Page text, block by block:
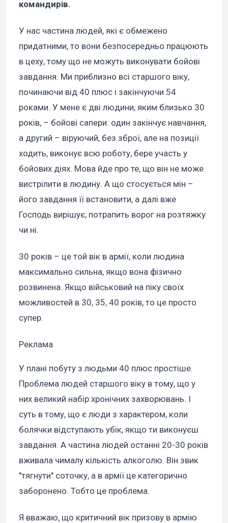
командирів.
У нас частина людей, які є обмежено
придатними, то вони безпосередньо працюють
в цеху, тому що не можуть виконувати бойові
завдання. Ми приблизно всі старшого віку,
починаючи від 40 плюс і закінчуючи 54
роками. У мене є дві людини, яким близько 30
років, – бойові сапери: один закінчує навчання,
а другий – віруючий, без зброї, але на позиції
ходить, виконує всю роботу, бере участь у
бойових діях. Мова йде про те, що він не може
вистрілити в людину. А що стосується мін –
його завдання її встановити, а далі вже
Господь вирішує, потрапить ворог на розтяжку
чи ні.
30 років – це той вік в армії, коли людина
максимально сильна, якщо вона фізично
розвинена. Якщо військовий на піку своїх
можливостей в 30, 35, 40 років, то це просто
супер.
Реклама
У плані побуту з людьми 40 плюс простіше.
Проблема людей старшого віку в тому, що у
них великий набір хронічних захворювань. І
суть в тому, що є люди з характером, коли
болячки відступають убік, якщо ти виконуєш
завдання. А частина людей останні 20-30 років
вживала чималу кількість алкоголю. Він звик
"тягнути" соточку, а в армії це категорично
заборонено. Тобто це проблема.
Я вважаю, що критичний вік призову в армію